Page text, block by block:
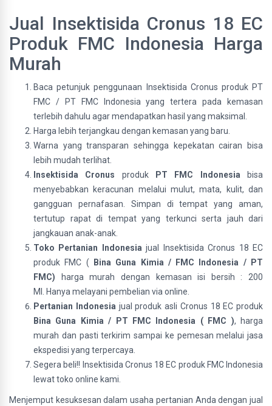
Jual Insektisida Cronus 18 EC
Produk FMC Indonesia Harga
Murah
Baca petunjuk penggunaan Insektisida Cronus produk PT
FMC / PT FMC Indonesia yang tertera pada kemasan
terlebih dahulu agar mendapatkan hasil yang maksimal.
Harga lebih terjangkau dengan kemasan yang baru.
Warna yang transparan sehingga kepekatan cairan bisa
lebih mudah terlihat.
Insektisida Cronus produk PT FMC Indonesia bisa
menyebabkan keracunan melalui mulut, mata, kulit, dan
gangguan pernafasan. Simpan di tempat yang aman,
tertutup rapat di tempat yang terkunci serta jauh dari
jangkauan anak-anak.
Toko Pertanian Indonesia jual Insektisida Cronus 18 EC
produk FMC (
Bina Guna Kimia / FMC Indonesia / PT
FMC)
harga murah dengan kemasan isi bersih : 200
Ml. Hanya melayani pembelian via online.
Pertanian Indonesia jual produk asli Cronus 18 EC produk
Bina Guna Kimia / PT FMC Indonesia ( FMC ), harga
murah dan pasti terkirim sampai ke pemesan melalui jasa
ekspedisi yang terpercaya.
Segera beli!! Insektisida Cronus 18 EC produk FMC Indonesia
lewat toko online kami.
Menjemput kesuksesan dalam usaha pertanian Anda dengan jual